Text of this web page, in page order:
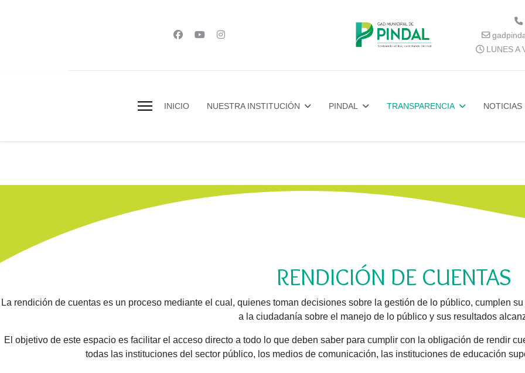
LUNES A
INICIO NUESTRA INSTITUCIÓN PINDAL TRANSPARENCIA NOTICIAS
RENDICIÓN DE CUENTAS
La rendición de cuentas es un proceso mediante el cual, quienes toman decisiones sobre la gestión de lo público, cumplen
a la ciudadanía sobre el manejo de lo público y sus resultados
El objetivo de este espacio es facilitar el acceso directo a todo lo que deben saber para cumplir con la obligación de rendir
todas las instituciones del sector público, los medios de comunicación, las instituciones de educación